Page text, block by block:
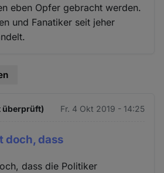
eben Opfer gebracht werden.
und Fanatiker seit jeher
überprüft) Fr. 4 Okt 2019 - 14:25
doch, dass
dass die Politiker